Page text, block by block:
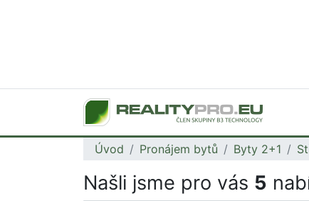
Úvod Pronájem bytů Byty 2+1
Našli jsme pro vás 5